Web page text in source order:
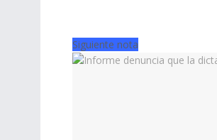
Siguiente nota